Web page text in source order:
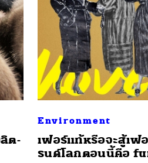
ต-
Environment
เฟอร์แท้หรือจะสู้เฟ
รนด์โลกตอนนี้คือ